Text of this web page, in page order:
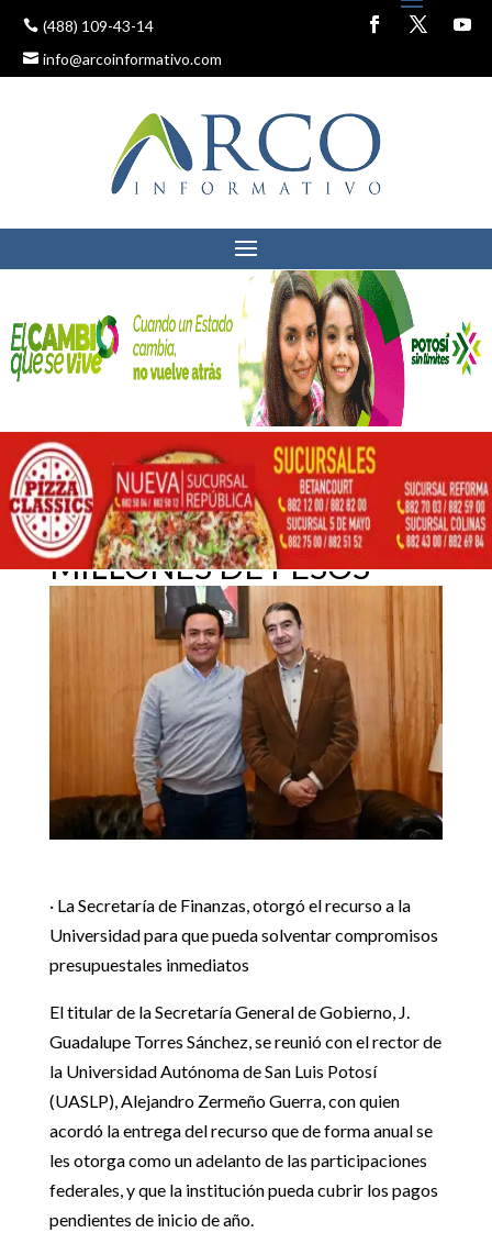
(488) 109-43-14
info@arcoinformativo.com
Noticias Estado
GARANTIZADO APOYO A LA UASLP CON PRÉSTAMO POR
150 MILLONES DE PESOS
GARANTIZADO APOYO A
LA UASLP CON
PRÉSTAMO POR 150
MILLONES DE PESOS
Destacadas|Noticias Estado
13 enero, 2024
· La Secretaría de Finanzas, otorgó el recurso a la
Universidad para que pueda solventar compromisos
presupuestales inmediatos
El titular de la Secretaría General de Gobierno, J.
Guadalupe Torres Sánchez, se reunió con el rector de
la Universidad Autónoma de San Luis Potosí
(UASLP), Alejandro Zermeño Guerra, con quien
acordó la entrega del recurso que de forma anual se
les otorga como un adelanto de las participaciones
federales, y que la institución pueda cubrir los pagos
pendientes de inicio de año.